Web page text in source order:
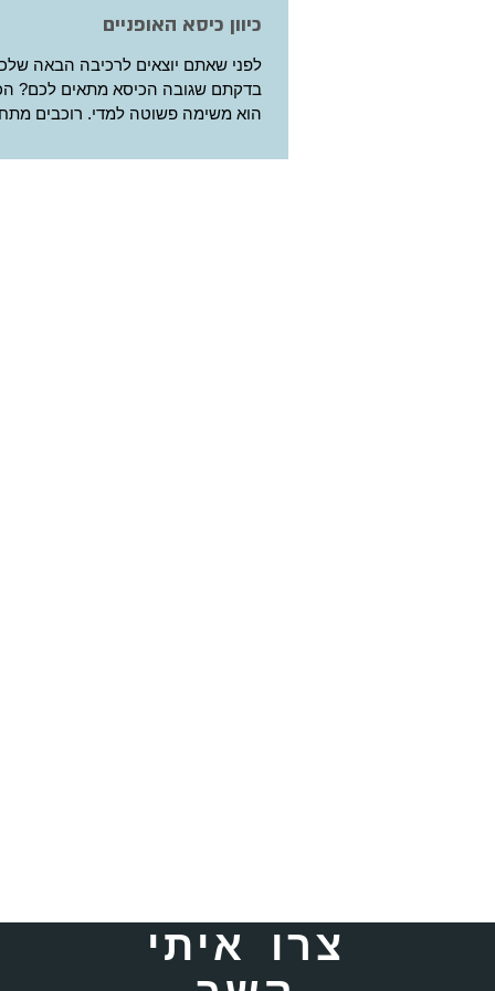
כיוון כיסא האופניים
לפני שאתם יוצאים לרכיבה הבאה
בדקתם שגובה הכיסא מתאים לכם?
הוא משימה פשוטה למדי. רוכבים
צרו איתי